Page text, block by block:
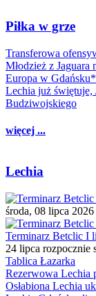
Piłka w grze
Transferowa
Młodzież z Jaguara
Europa w
Lechia już
Budziwojskiego
więcej ...
Lechia
środa, 08 lipca 2026
Terminarz Betclic I
24 lipca rozpocznie
Tablica Łazarka
Rezerwowa Lechia
Osłabiona Lechia